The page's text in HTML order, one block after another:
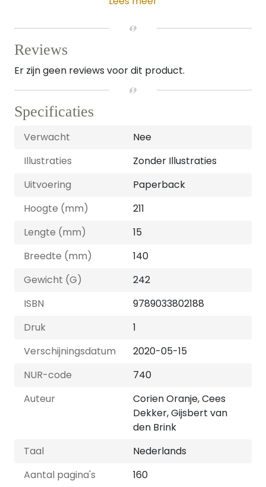
Reviews
Er zijn geen reviews voor dit product.
Specificaties
Verwacht
Nee
Illustraties
Zonder Illustraties
Uitvoering
Paperback
Hoogte (mm)
211
Lengte (mm)
15
Breedte (mm)
140
Gewicht (G)
242
ISBN
9789033802188
Druk
1
Verschijningsdatum
2020-05-15
NUR-code
740
Auteur
Corien Oranje, Cees
Dekker, Gijsbert van
den Brink
Taal
Nederlands
Aantal pagina's
160